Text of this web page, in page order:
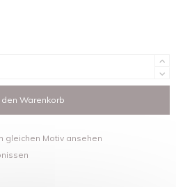
den Warenkorb
gleichen Motiv ansehen